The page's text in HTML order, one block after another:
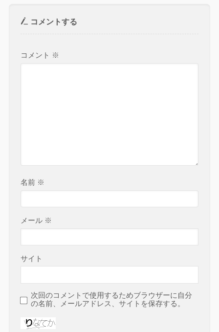
コメントする
コメント ※
名前 ※
メール ※
サイト
次回のコメントで使用するためブラウザーに自分
の名前、メールアドレス、サイトを保存する。